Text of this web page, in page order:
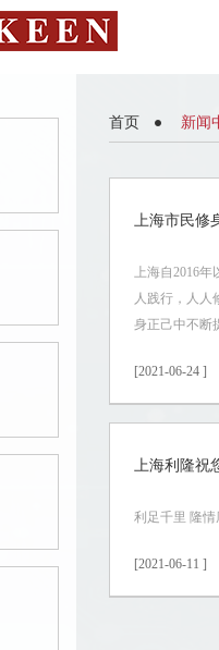
首页 新闻
上海市民修
上海自2016
人践行，人人
身正己中不断
[2021-06-24 ]
上海利隆祝
利足千里 隆
[2021-06-11 ]